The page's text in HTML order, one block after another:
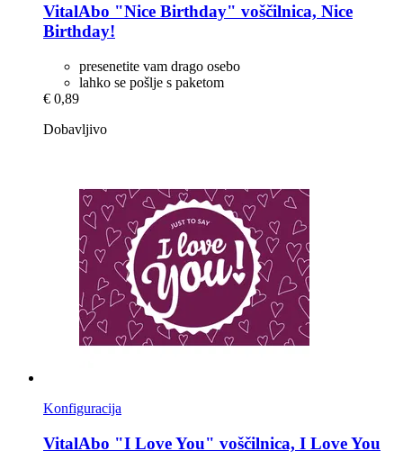
VitalAbo "Nice Birthday" voščilnica, Nice
Birthday!
presenetite vam drago osebo
lahko se pošlje s paketom
€ 0,89
Dobavljivo
Konfiguracija
VitalAbo "I Love You" voščilnica, I Love You